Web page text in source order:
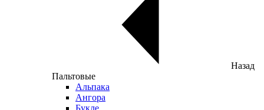
Назад
Пальтовые
Альпака
Ангора
Букле